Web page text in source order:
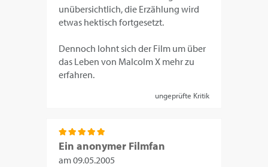
unübersichtlich, die Erzählung wird
etwas hektisch fortgesetzt.
Dennoch lohnt sich der Film um über
das Leben von Malcolm X mehr zu
erfahren.
ungeprüfte Kritik
Ein anonymer Filmfan
am09.05.2005